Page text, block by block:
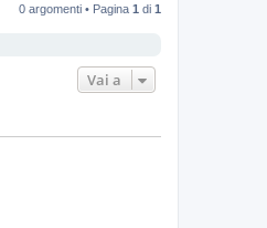
0 argomenti • Pagina 1 di 1
Vai a